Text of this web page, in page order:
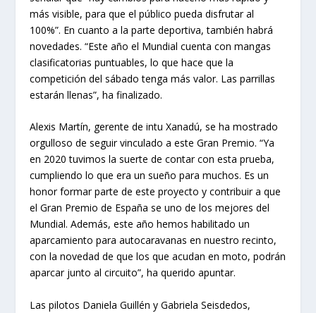
más visible, para que el público pueda disfrutar al
100%”. En cuanto a la parte deportiva, también habrá
novedades. “Este año el Mundial cuenta con mangas
clasificatorias puntuables, lo que hace que la
competición del sábado tenga más valor. Las parrillas
estarán llenas”, ha finalizado.
Alexis Martín, gerente de intu Xanadú, se ha mostrado
orgulloso de seguir vinculado a este Gran Premio. “Ya
en 2020 tuvimos la suerte de contar con esta prueba,
cumpliendo lo que era un sueño para muchos. Es un
honor formar parte de este proyecto y contribuir a que
el Gran Premio de España se uno de los mejores del
Mundial. Además, este año hemos habilitado un
aparcamiento para autocaravanas en nuestro recinto,
con la novedad de que los que acudan en moto, podrán
aparcar junto al circuito”, ha querido apuntar.
Las pilotos Daniela Guillén y Gabriela Seisdedos,